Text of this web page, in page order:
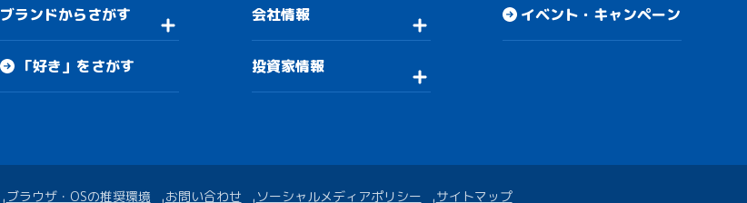
ブランドからさがす
「好き」をさがす
会社情報
投資家情報
イベント・キャンペーン
ブラウザ・OSの推奨環境 お問い合わせ ソーシャルメディアポリシー サイトマップ